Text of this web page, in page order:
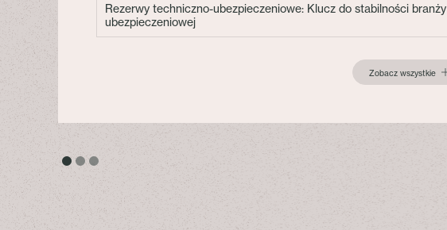
Rezerwy techniczno-ubezpieczeniowe: Klucz do stabilności branży
ubezpieczeniowej
Zobacz wszystkie